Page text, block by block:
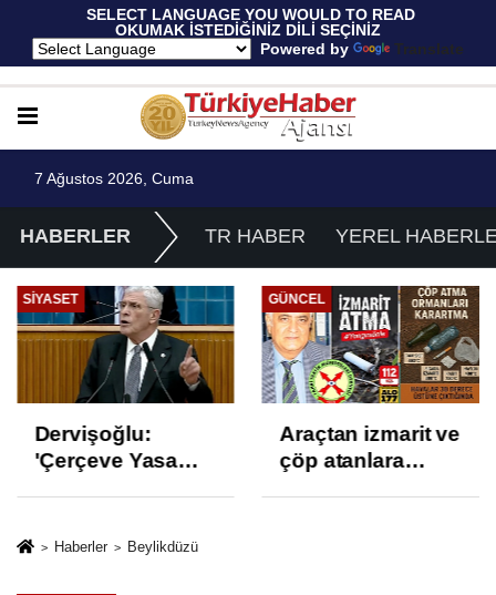
SELECT LANGUAGE YOU WOULD TO READ
OKUMAK İSTEDİĞİNİZ DİLİ SEÇİNİZ
Powered by
Translate
7 Ağustos 2026, Cuma
HABERLER TR HABER YEREL
SIYASET
Dervişoğlu:
'Çerçeve Yasa
ve İhanet
GÜNCEL
Araçtan izmarit ve
çöp atanlara
Haberler Beylikdüzü